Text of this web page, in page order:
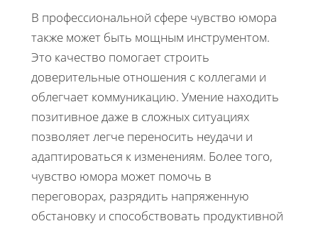
В профессиональной сфере чувство юмора
также может быть мощным инструментом.
Это качество помогает строить
доверительные отношения с коллегами и
облегчает коммуникацию. Умение находить
позитивное даже в сложных ситуациях
позволяет легче переносить неудачи и
адаптироваться к изменениям. Более того,
чувство юмора может помочь в
переговорах, разрядить напряженную
обстановку и способствовать продуктивной